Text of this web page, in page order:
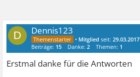
D Dennis123
• Mitglied seit:29.03.2017
Beiträge: 15 Danke:2 Themen: 1
Erstmal danke für die Antworten